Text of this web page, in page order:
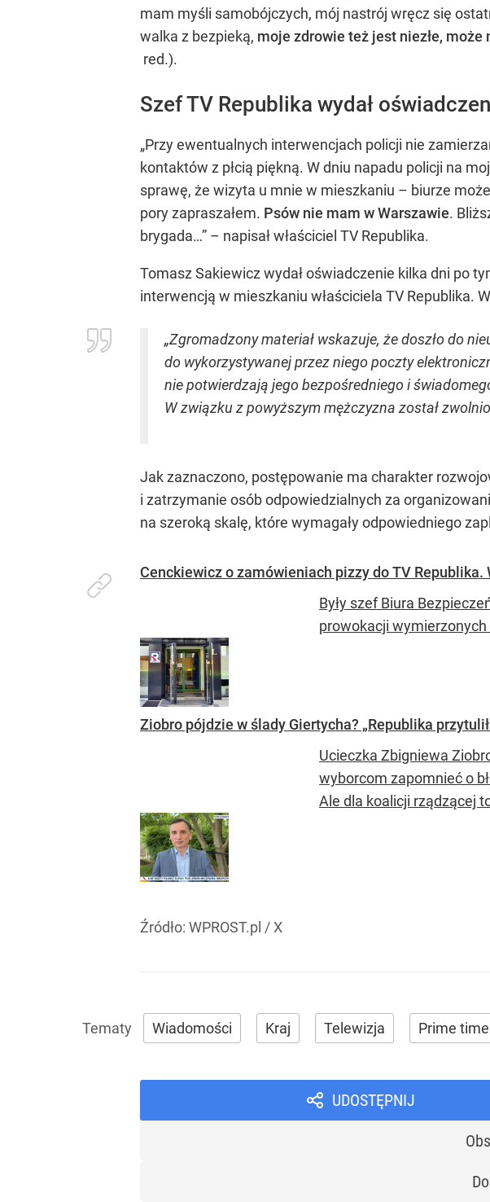
mam myśli samobójczych, mój nastrój wręcz się
walka z bezpieką, moje zdrowie też jest niezłe,
red.).
Szef TV Republika wydał
„Przy ewentualnych interwencjach policji nie
kontaktów z płcią piękną. W dniu napadu policji na
sprawę, że wizyta u mnie w mieszkaniu – biurze
pory zapraszałem. Psów nie mam w Warszawie.
brygada…” – napisał właściciel TV Republika.
Tomasz Sakiewicz wydał oświadczenie kilka dni po
interwencją w mieszkaniu właściciela TV Republika.
„Zgromadzony materiał wskazuje, że doszło do
do wykorzystywanej przez niego poczty
nie potwierdzają jego bezpośredniego i
W związku z powyższym mężczyzna został
Jak zaznaczono, postępowanie ma charakter
i zatrzymanie osób odpowiedzialnych za
na szeroką skalę, które wymagały odpowiedniego
Cenckiewicz o zamówieniach pizzy do TV Republika.
Były szef Biura
prowokacji
Ziobro pójdzie w ślady Giertycha? „Republika
Ucieczka Zbigniewa
wyborcom zapomnieć o
Ale dla koalicji rządzącej
Źródło: WPROST.pl / X
Wiadomości Kraj Telewizja Prime time
UDOSTĘPNIJ